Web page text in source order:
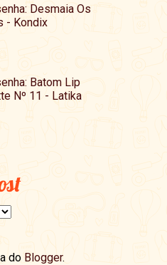
Desmaia Os
- Kondix
Batom Lip
Nº 11 - Latika
do Blogger.